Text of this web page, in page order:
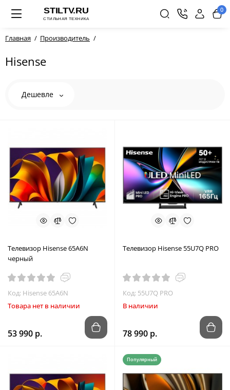
0
Главная Производитель
Hisense
Дешевле
Телевизор Hisense 65A6N
черный
Код: Hisense 65A6N
Товара нет в наличии
53 990 р.
Телевизор Hisense 55U7Q PRO
Код: 55U7Q PRO
В наличии
78 990 р.
Популярный